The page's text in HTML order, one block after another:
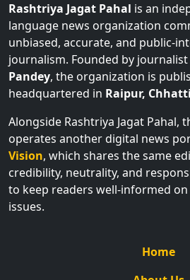
Rashtriya Jagat Pahal is an
language news organization
unbiased, accurate, and public-
journalism. Founded by journalist
Pandey, the organization is
headquartered in Raipur,
Alongside Rashtriya Jagat Pahal,
operates another digital news
Vision, which shares the same
credibility, neutrality, and
to keep readers well-informed
issues.
Home